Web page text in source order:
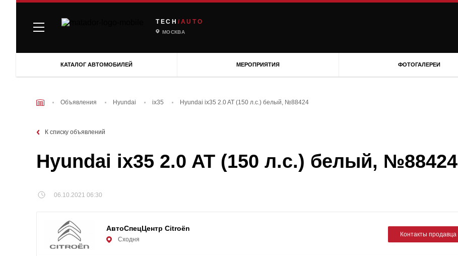
TECH /AUTO
МОСКВА
КАТАЛОГ АВТОМОБИЛЕЙ МЕРОПРИЯТИЯ ФОТОГАЛЕРЕИ
Объявления Hyundai ix35 Hyundai ix35 2.0 AT (150 л.с.) белый, №88424
К списку объявлений
Hyundai ix35 2.0 AT (150 л.с.) белый, №88424
06.10.2021 06:30
АвтоСпецЦентр Citroën
Сходня
Контакты продавца